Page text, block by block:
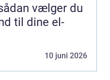
til dine el-
10 juni 2026